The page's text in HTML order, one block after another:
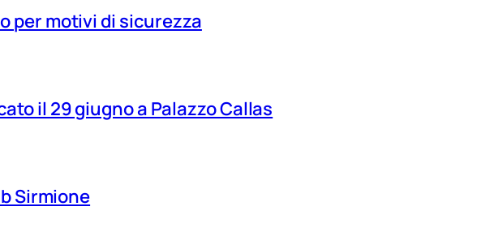
per motivi di sicurezza
il 29 giugno a Palazzo Callas
Sirmione